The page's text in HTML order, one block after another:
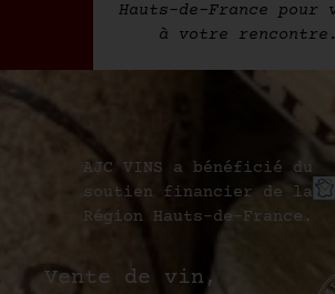
Hauts-de-France pour
à votre rencontre.
AJC VINS a bénéficié du
soutien financier de la
Région Hauts-de-France.
Vente de vin,